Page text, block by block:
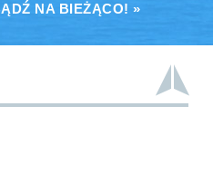
NA BIEŻĄCO! »